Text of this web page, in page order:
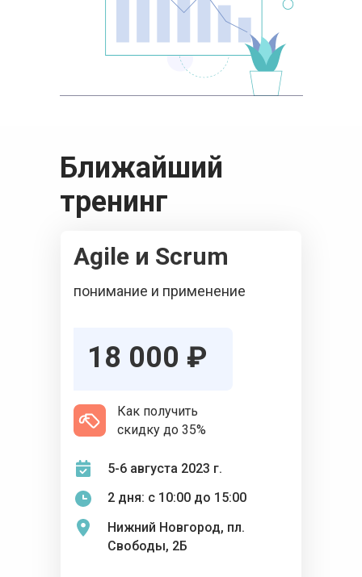
Ближайший
тренинг
Нижний Новгород, пл.
Свободы, 2Б
5-6 августа 2023 г.
2 дня: с 10:00 до 15:00
Agile и Scrum
понимание и применение
18 000 ₽
Как получить
скидку до 35%